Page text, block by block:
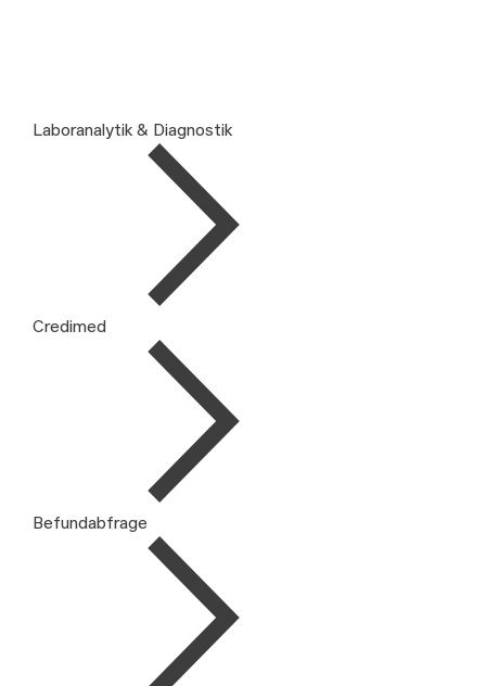
Laboranalytik & Diagnostik
Credimed
Befundabfrage